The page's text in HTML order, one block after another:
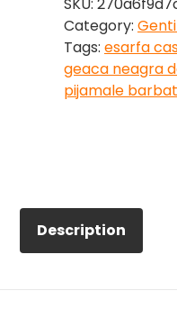
SKU:
Category:
Tags: esarfa
geaca neagra
pijamale
Description